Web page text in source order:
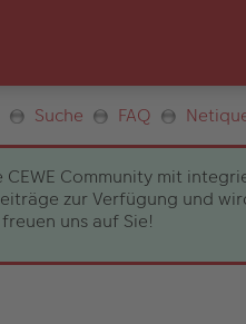
Suche FAQ
Community mit
zur Verfügung und
uns auf Sie!